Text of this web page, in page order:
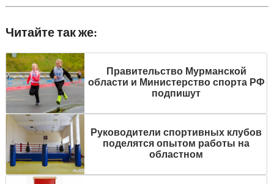
Читайте так же:
Правительство Мурманской
области и Министерство спорта РФ
подпишут
Руководители спортивных клубов
поделятся опытом работы на
областном